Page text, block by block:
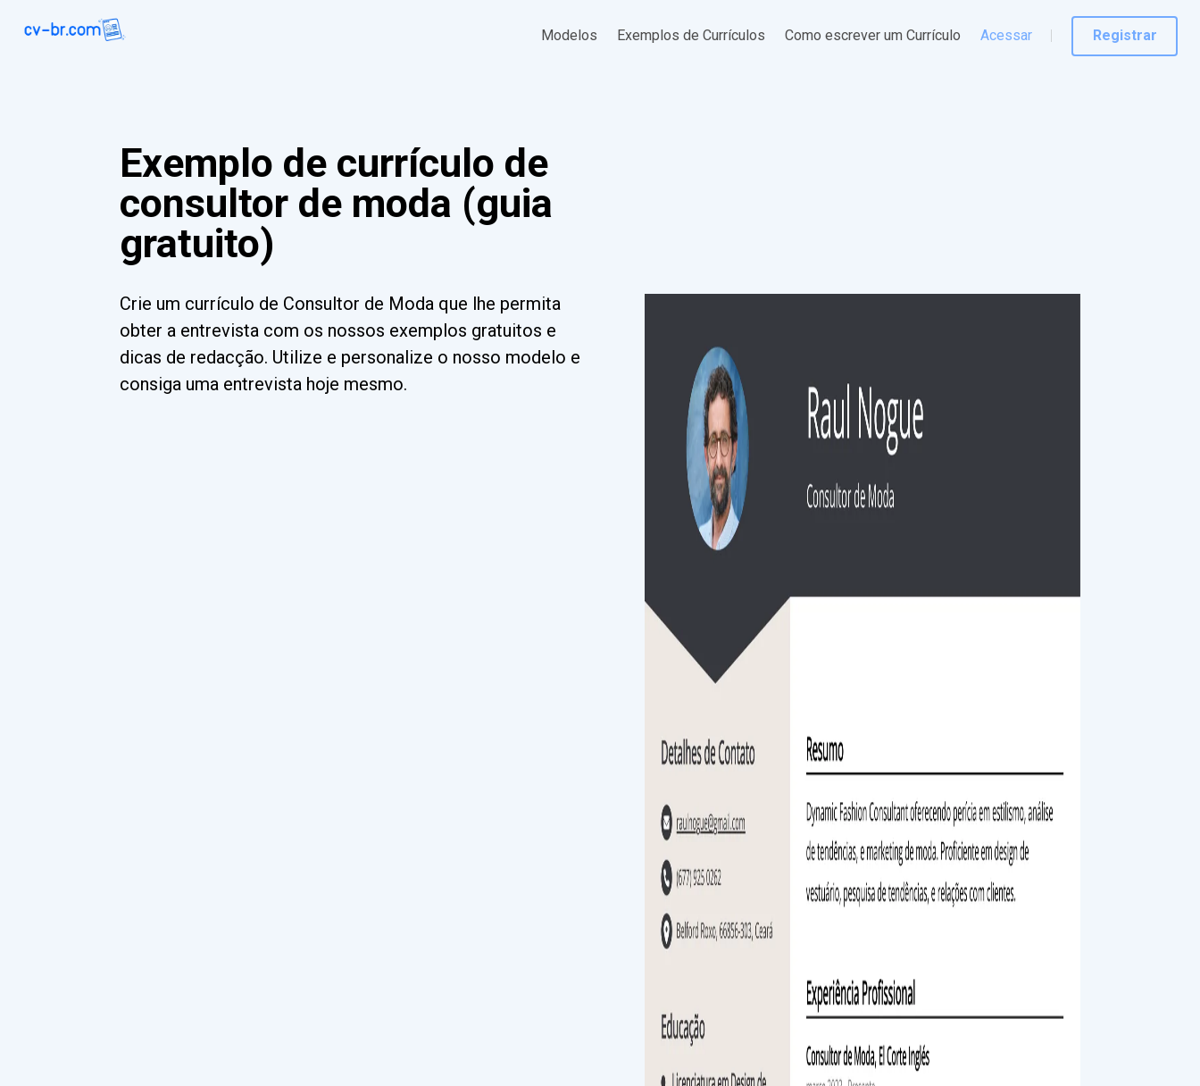
Modelos Exemplos de Currículos Como escrever um Currículo Acessar Registrar
Exemplo de currículo de
consultor de moda (guia
gratuito)
Crie um currículo de Consultor de Moda que lhe permita
obter a entrevista com os nossos exemplos gratuitos e
dicas de redacção. Utilize e personalize o nosso modelo e
consiga uma entrevista hoje mesmo.